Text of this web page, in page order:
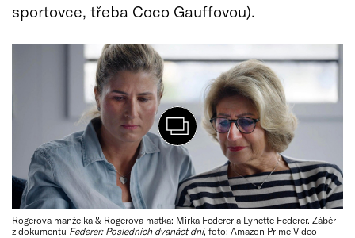
sportovce, třeba Coco Gauffovou).
Rogerova manželka & Rogerova matka: Mirka Federer a Lynette Federer. Záběr
z dokumentu Federer: Posledních dvanáct dní, foto: Amazon Prime Video